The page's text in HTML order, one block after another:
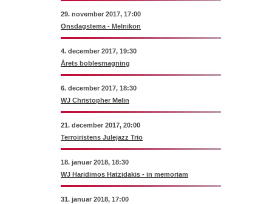
29. november 2017, 17:00
Onsdagstema - Melnikon
4. december 2017, 19:30
Årets boblesmagning
6. december 2017, 18:30
WJ Christopher Melin
21. december 2017, 20:00
Terroiristens Julejazz Trio
18. januar 2018, 18:30
WJ Haridimos Hatzidakis - in memoriam
31. januar 2018, 17:00